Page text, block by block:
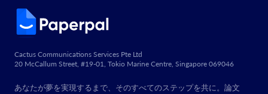
Cactus Communications Services Pte Ltd
20 McCallum Street, #19-01, Tokio Marine Centre, Singapore 069046
あなたが夢を実現するまで、そのすべてのステップを共に。論文